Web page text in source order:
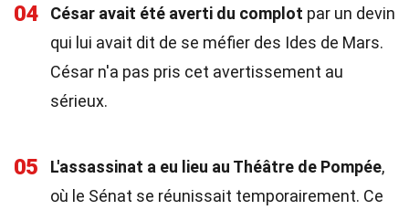
04 César avait été averti du complot par un devin
qui lui avait dit de se méfier des Ides de Mars.
César n'a pas pris cet avertissement au
sérieux.
05 L'assassinat a eu lieu au Théâtre de Pompée,
où le Sénat se réunissait temporairement. Ce